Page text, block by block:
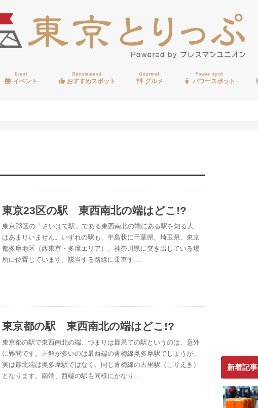
Event
イベント
Recommend
おすすめスポット
Gourmet
グルメ
Power spot
パワースポット
東京23区の駅 東西南北の端はどこ!?
東京23区の「さいはて駅」である東西南北の端にある駅を知る人
はあまりいません。いずれの駅も、半島状に千葉県、埼玉県、東京
都多摩地区（西東京・多摩エリア）、神奈川県に突き出している場
所に位置しています。該当する路線に乗車す…
東京都の駅 東西南北の端はどこ!?
東京都の駅で東西南北の端、つまりは最果ての駅というのは、意外
に難問です。正解が多いのは最西端の青梅線奥多摩駅でしょうが、
実は最北端は奥多摩駅ではなく、同じ青梅線の古里駅（こりえき）
となります。南端、西端の駅も同様にかなり…
新着記事